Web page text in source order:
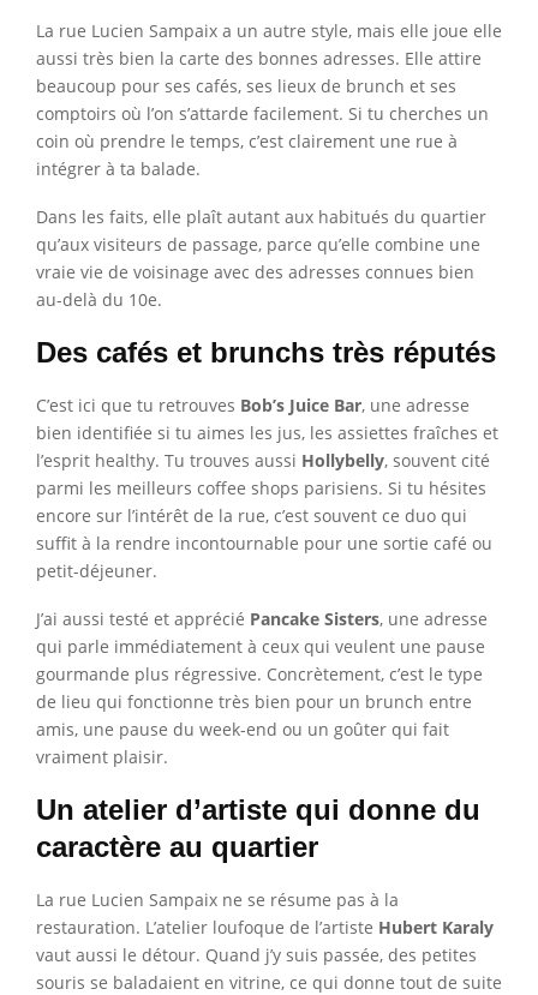
La rue Lucien Sampaix a un autre style, mais elle joue elle
aussi très bien la carte des bonnes adresses. Elle attire
beaucoup pour ses cafés, ses lieux de brunch et ses
comptoirs où l’on s’attarde facilement. Si tu cherches un
coin où prendre le temps, c’est clairement une rue à
intégrer à ta balade.
Dans les faits, elle plaît autant aux habitués du quartier
qu’aux visiteurs de passage, parce qu’elle combine une
vraie vie de voisinage avec des adresses connues bien
au-delà du 10e.
Des cafés et brunchs très réputés
C’est ici que tu retrouves Bob’s Juice Bar, une adresse
bien identifiée si tu aimes les jus, les assiettes fraîches et
l’esprit healthy. Tu trouves aussi Hollybelly, souvent cité
parmi les meilleurs coffee shops parisiens. Si tu hésites
encore sur l’intérêt de la rue, c’est souvent ce duo qui
suffit à la rendre incontournable pour une sortie café ou
petit-déjeuner.
J’ai aussi testé et apprécié Pancake Sisters, une adresse
qui parle immédiatement à ceux qui veulent une pause
gourmande plus régressive. Concrètement, c’est le type
de lieu qui fonctionne très bien pour un brunch entre
amis, une pause du week-end ou un goûter qui fait
vraiment plaisir.
Un atelier d’artiste qui donne du
caractère au quartier
La rue Lucien Sampaix ne se résume pas à la
restauration. L’atelier loufoque de l’artiste Hubert Karaly
vaut aussi le détour. Quand j’y suis passée, des petites
souris se baladaient en vitrine, ce qui donne tout de suite